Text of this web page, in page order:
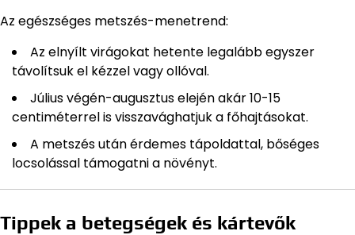
Az egészséges metszés-menetrend:
Az elnyílt virágokat hetente legalább egyszer
távolítsuk el kézzel vagy ollóval.
Július végén-augusztus elején akár 10-15
centiméterrel is visszavághatjuk a főhajtásokat.
A metszés után érdemes tápoldattal, bőséges
locsolással támogatni a növényt.
Tippek a betegségek és kártevők